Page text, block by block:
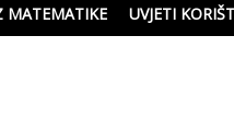
MATEMATIKE UVJETI